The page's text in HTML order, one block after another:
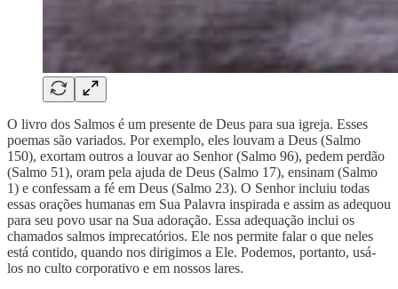
O livro dos Salmos é um presente de Deus para sua igreja. Esses
poemas são variados. Por exemplo, eles louvam a Deus (Salmo
150), exortam outros a louvar ao Senhor (Salmo 96), pedem perdão
(Salmo 51), oram pela ajuda de Deus (Salmo 17), ensinam (Salmo
1) e confessam a fé em Deus (Salmo 23). O Senhor incluiu todas
essas orações humanas em Sua Palavra inspirada e assim as adequou
para seu povo usar na Sua adoração. Essa adequação inclui os
chamados salmos imprecatórios. Ele nos permite falar o que neles
está contido, quando nos dirigimos a Ele. Podemos, portanto, usá-
los no culto corporativo e em nossos lares.